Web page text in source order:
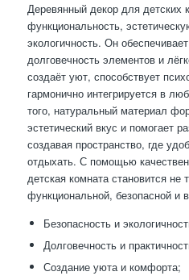
Деревянный декор для детских
функциональность,
экологичность. Он
долговечность элементов и
создаёт уют, способствует
гармонично интегрируется в
того, натуральный материал
эстетический вкус и помогает
создавая пространство, где
отдыхать. С помощью
детская комната становится не
функциональной, безопасной и
Безопасность и
Долговечность и
Создание уюта и комфорта;